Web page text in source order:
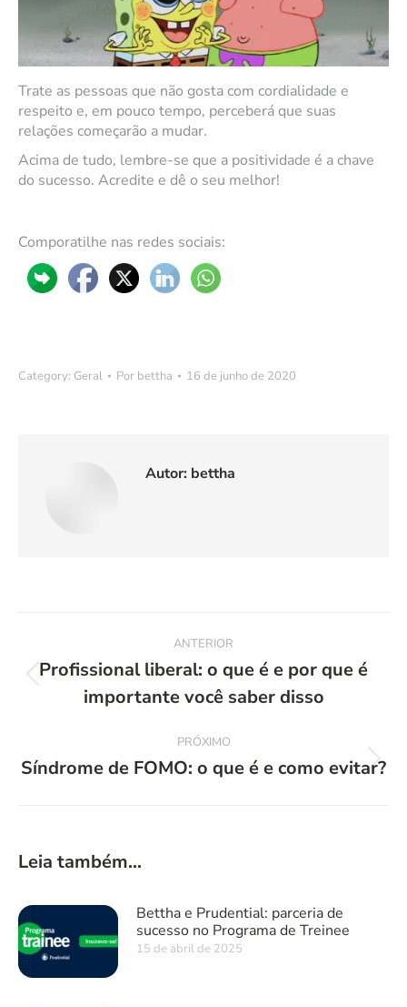
Trate as pessoas que não gosta com cordialidade e
respeito e, em pouco tempo, perceberá que suas
relações começarão a mudar.
Acima de tudo, lembre-se que a positividade é a chave
do sucesso. Acredite e dê o seu melhor!
Comporatilhe nas redes sociais:
Category: Geral Por bettha 16 de junho de 2020
Autor: bettha
Navegação
de
post:
ANTERIOR
Post
anterior:
Profissional liberal: o que é e por que é
importante você saber disso
PRÓXIMO
Próximo
Síndrome de FOMO: o que é e como evitar?
Leia também...
Bettha e Prudential: parceria de
sucesso no Programa de Treinee
15 de abril de 2025